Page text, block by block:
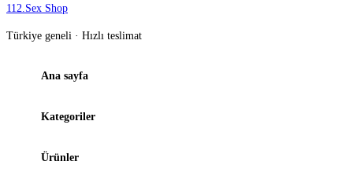
112.Sex Shop
Türkiye geneli · Hızlı teslimat
Ana sayfa
Kategoriler
Ürünler